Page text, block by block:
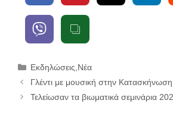
Κατηγορίες
Εκδηλώσεις Νέα
Γλέντι με μουσική στην Κατασκήνωση
Τελείωσαν τα βιωματικά σεμινάρια